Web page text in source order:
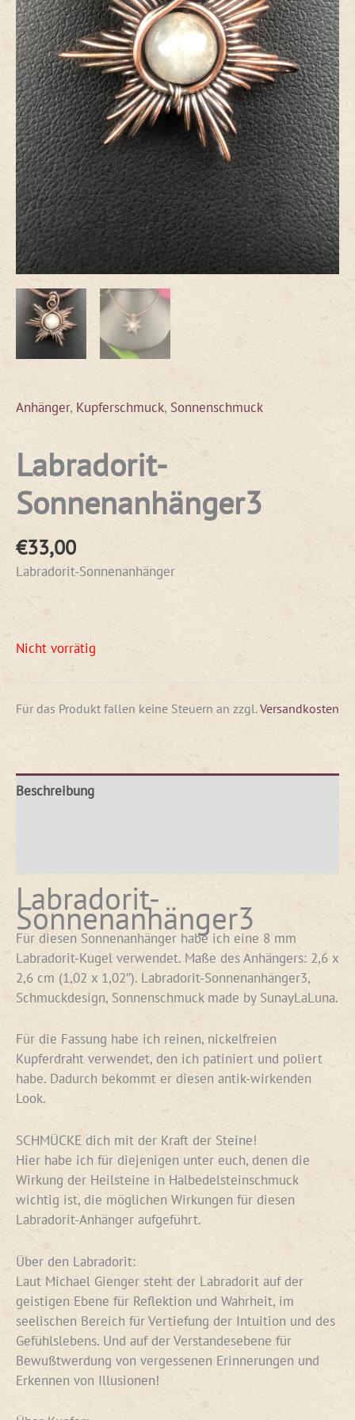
Anhänger, Kupferschmuck, Sonnenschmuck
Labradorit-
Sonnenanhänger3
€33,00
Labradorit-Sonnenanhänger
Nicht vorrätig
Für das Produkt fallen keine Steuern an zzgl.Versandkosten
Beschreibung
Labradorit-
Sonnenanhänger3
Für diesen Sonnenanhänger habe ich eine 8 mm
Labradorit-Kugel verwendet. Maße des Anhängers: 2,6 x
2,6 cm (1,02 x 1,02″). Labradorit-Sonnenanhänger3,
Schmuckdesign, Sonnenschmuck made by SunayLaLuna.
Für die Fassung habe ich reinen, nickelfreien
Kupferdraht verwendet, den ich patiniert und poliert
habe. Dadurch bekommt er diesen antik-wirkenden
Look.
SCHMÜCKE dich mit der Kraft der Steine!
Hier habe ich für diejenigen unter euch, denen die
Wirkung der Heilsteine in Halbedelsteinschmuck
wichtig ist, die möglichen Wirkungen für diesen
Labradorit-Anhänger aufgeführt.
Über den Labradorit:
Laut Michael Gienger steht der Labradorit auf der
geistigen Ebene für Reflektion und Wahrheit, im
seelischen Bereich für Vertiefung der Intuition und des
Gefühlslebens. Und auf der Verstandesebene für
Bewußtwerdung von vergessenen Erinnerungen und
Erkennen von Illusionen!